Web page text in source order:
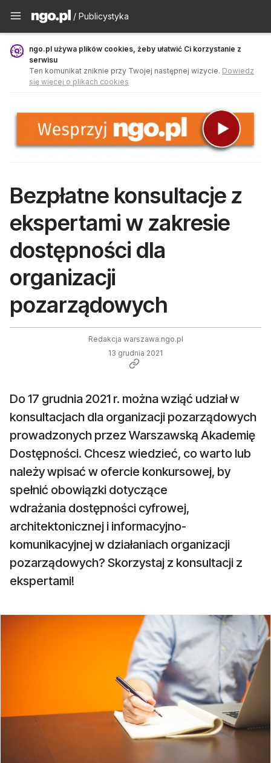
Publicystyka - ngo.pl
/ Publicystyka
ngo.pl używa plików cookies, żeby ułatwić Ci korzystanie z
serwisu
Ten komunikat zniknie przy Twojej następnej wizycie. Dowiedz
się więcej o plikach cookies
Bezpłatne konsultacje z
ekspertami w zakresie
dostępności dla
organizacji
pozarządowych
Redakcja warszawa.ngo.pl
13 grudnia 2021
Do 17 grudnia 2021 r. można wziąć udział w
konsultacjach dla organizacji pozarządowych
prowadzonych przez Warszawską Akademię
Dostępności. Chcesz wiedzieć, co warto lub
należy wpisać w ofercie konkursowej, by
spełnić obowiązki dotyczące
wdrażania dostępności cyfrowej,
architektonicznej i informacyjno-
komunikacyjnej w działaniach organizacji
pozarządowych? Skorzystaj z konsultacji z
ekspertami!